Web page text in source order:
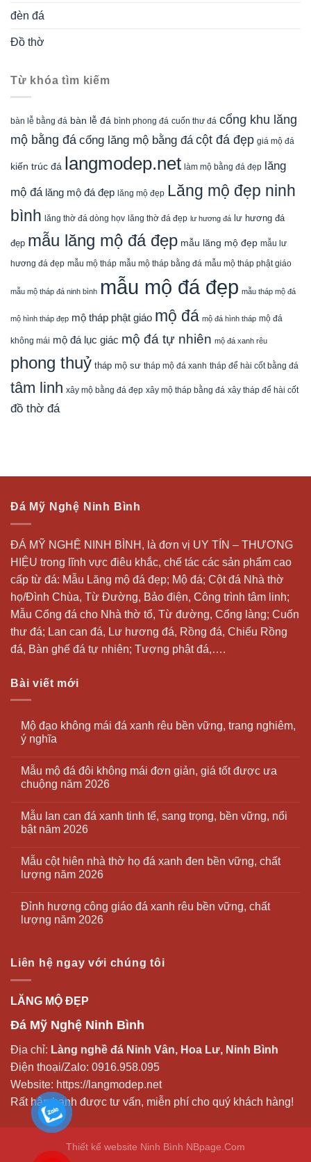
đèn đá
Đồ thờ
Từ khóa tìm kiếm
bàn lễ bằng đá bàn lễ đá bình phong đá cuốn thư đá cổng khu lăng
mộ bằng đá cổng lăng mộ bằng đá cột đá đẹp giá mộ đá
kiến trúc đá langmodep.net làm mộ bằng đá đẹp lăng
mộ đá lăng mộ đá đẹp lăng mộ đẹp Lăng mộ đẹp ninh
bình lăng thờ đá dòng họv lăng thờ đá đẹp lư hương đá lư hương đá
đẹp mẫu lăng mộ đá đẹp mẫu lăng mộ đẹp mẫu lư
hương đá đẹp mẫu mộ tháp mẫu mộ tháp bằng đá mẫu mộ tháp phật giáo
mẫu mộ tháp đá ninh bình mẫu mộ đá đẹp mẫu tháp mộ đá
mộ hình tháp đẹp mộ tháp phật giáo mộ đá mộ đá hình tháp mộ đá
không mái mộ đá lục giác mộ đá tự nhiên mộ đá xanh rêu
phong thuỷ tháp mộ sư tháp mộ đá xanh tháp để hài cốt bằng đá
tâm linh xây mộ bằng đá đẹp xây mộ tháp bằng đá xây tháp để hài cốt
đồ thờ đá
Đá Mỹ Nghệ Ninh Bình
ĐÁ MỸ NGHỆ NINH BÌNH, là đơn vị UY TÍN – THƯƠNG
HIỆU trong lĩnh vực điêu khắc, chế tác các sản phẩm cao
cấp từ đá: Mẫu Lăng mộ đá đẹp; Mộ đá; Cột đá Nhà thờ
họ/Đình Chùa, Từ Đường, Bảo điện, Công trình tâm linh;
Mẫu Cổng đá cho Nhà thờ tổ, Từ đường, Cổng làng; Cuốn
thư đá; Lan can đá, Lư hương đá, Rồng đá, Chiếu Rồng
đá, Bàn ghế đá tự nhiên; Tượng phật đá,….
Bài viết mới
Mộ đạo không mái đá xanh rêu bền vững, trang nghiêm,
ý nghĩa
Mẫu mộ đá đôi không mái đơn giản, giá tốt được ưa
chuộng năm 2026
Mẫu lan can đá xanh tinh tế, sang trọng, bền vững, nổi
bật năm 2026
Mẫu cột hiên nhà thờ họ đá xanh đen bền vững, chất
lượng năm 2026
Đỉnh hương công giáo đá xanh rêu bền vững, chất
lượng năm 2026
Liên hệ ngay với chúng tôi
LĂNG MỘ ĐẸP
Đá Mỹ Nghệ Ninh Bình
Địa chỉ: Làng nghề đá Ninh Vân, Hoa Lư, Ninh Bình
Điện thoại/Zalo: 0916.958.095
Website: https://langmodep.net
Rất hân hạnh được tư vấn, miễn phí cho quý khách hàng!
Thiết kế website Ninh Bình NBpage.Com